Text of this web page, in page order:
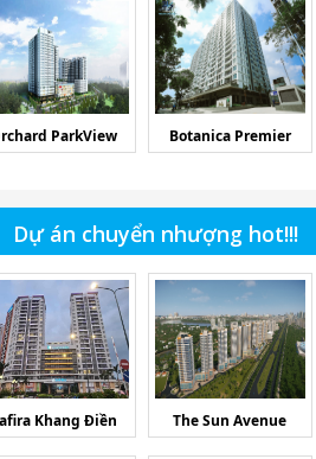
ParkView Botanica Premier
Dự án chuyển nhượng hot!!!
Khang Điền The Sun Avenue